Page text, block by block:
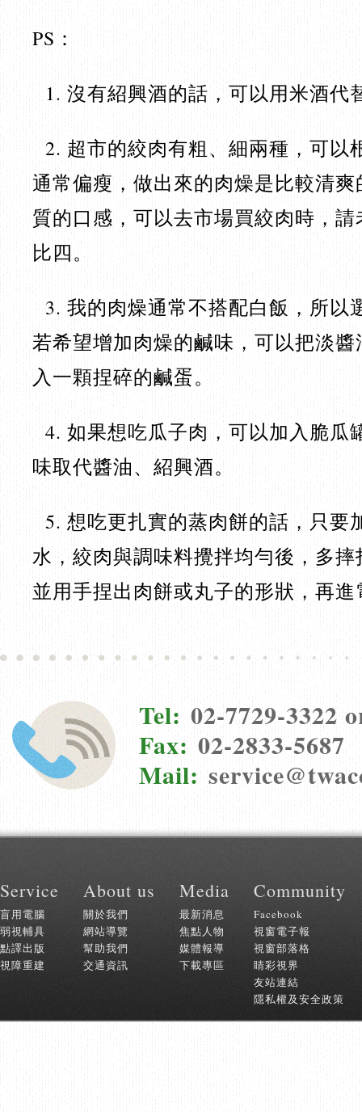
PS：
1. 沒有紹興酒的話，可以用米酒代
2. 超市的絞肉有粗、細兩種，可以
通常偏瘦，做出來的肉燥是比較清
質的口感，可以去市場買絞肉時，
比四。
3. 我的肉燥通常不搭配白飯，所以
若希望增加肉燥的鹹味，可以把淡
入一顆捏碎的鹹蛋。
4. 如果想吃瓜子肉，可以加入脆瓜
味取代醬油、紹興酒。
5. 想吃更扎實的蒸肉餅的話，只要
水，絞肉與調味料攪拌均勻後，多
並用手捏出肉餅或丸子的形狀，再
Tel: 02-7729-3322
Fax: 02-2833-5687
Mail:
Service
盲用電腦
弱視輔具
點譯出版
視障重建
About us
關於我們
網站導覽
幫助我們
交通資訊
Media
最新消息
焦點人物
媒體報導
下載專區
Community
Facebook
視窗電子報
視窗部落格
睛彩視界
友站連結
隱私權及安全政策